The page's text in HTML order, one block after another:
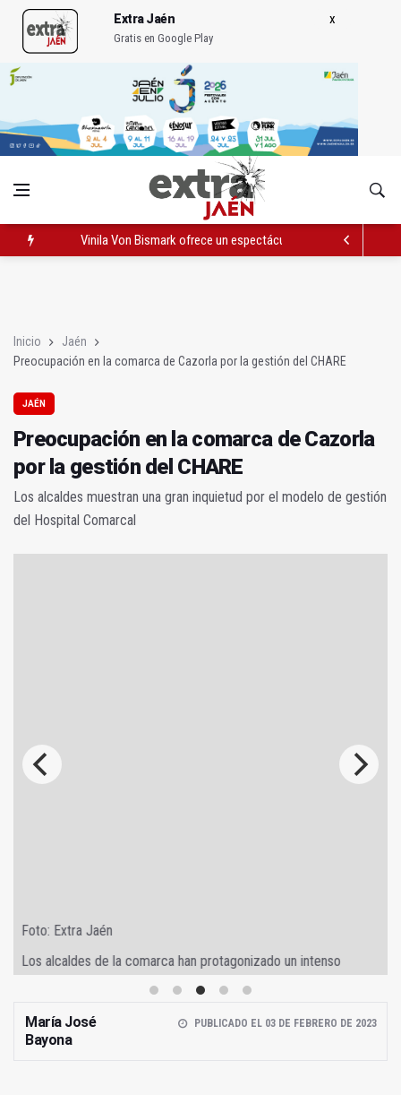
Extra Jaén
Gratis en Google Play
Vinila Von Bismark ofrece un espectáculo "rompedor" en el
Inicio
Jaén
Preocupación en la comarca de Cazorla por la gestión del CHARE
JAÉN
Preocupación en la comarca de Cazorla
por la gestión del CHARE
Los alcaldes muestran una gran inquietud por el modelo de gestión
del Hospital Comarcal
Foto: Extra Jaén
Los alcaldes de la comarca han protagonizado un intenso
debate con el gerente del distrito sanitario
María José
Bayona
PUBLICADO EL 03 DE FEBRERO DE 2023